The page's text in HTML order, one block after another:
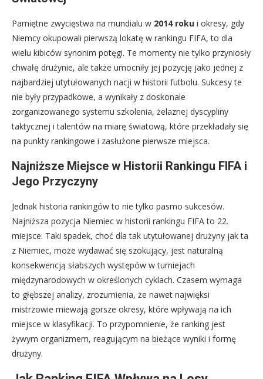
Pamiętne zwycięstwa na mundialu w 2014 roku i okresy, gdy
Niemcy okupowali pierwszą lokatę w rankingu FIFA, to dla
wielu kibiców synonim potęgi. Te momenty nie tylko przyniosły
chwałę drużynie, ale także umocniły jej pozycję jako jednej z
najbardziej utytułowanych nacji w historii futbolu. Sukcesy te
nie były przypadkowe, a wynikały z doskonale
zorganizowanego systemu szkolenia, żelaznej dyscypliny
taktycznej i talentów na miarę światową, które przekładały się
na punkty rankingowe i zasłużone pierwsze miejsca.
Najniższe Miejsce w Historii Rankingu FIFA i
Jego Przyczyny
Jednak historia rankingów to nie tylko pasmo sukcesów.
Najniższa pozycja Niemiec w historii rankingu FIFA to 22.
miejsce. Taki spadek, choć dla tak utytułowanej drużyny jak ta
z Niemiec, może wydawać się szokujący, jest naturalną
konsekwencją słabszych występów w turniejach
międzynarodowych w określonych cyklach. Czasem wymaga
to głębszej analizy, zrozumienia, że nawet najwięksi
mistrzowie miewają gorsze okresy, które wpływają na ich
miejsce w klasyfikacji. To przypomnienie, że ranking jest
żywym organizmem, reagującym na bieżące wyniki i formę
drużyny.